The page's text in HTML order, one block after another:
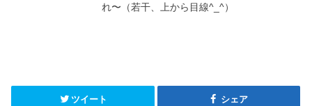
れ〜（若干、上から目線^_^）
ツイート シェア